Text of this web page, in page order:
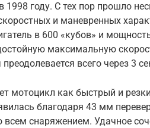
1998 году. С тех пор прошло
и маневренных
в 600 «кубов» и
максимальную
всего через 3
мотоцикл как быстрый и
благодаря 43 мм
снаряжением. Удачное